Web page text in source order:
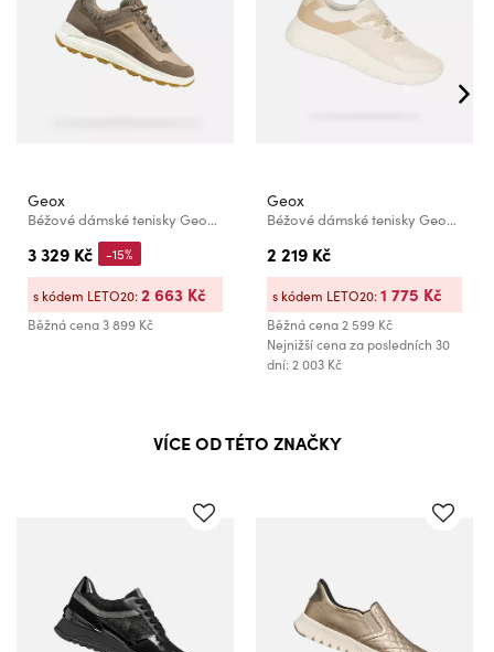
Geox
Béžové dámské tenisky Geox Spherica 4X4 B ABX
3 329 Kč
Běžná cena3 899 Kč
-15%
s kódem LETO20:2 663 Kč
Geox
Béžové dámské tenisky Geox Plummery Plus Fast in
2 219 Kč
Běžná cena2 599 Kč
Nejnižší cena za posledních 30
dní: 2 003 Kč
s kódem LETO20:1 775 Kč
VÍCE OD TÉTO ZNAČKY